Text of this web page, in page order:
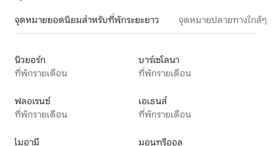
จุดหมายยอดนิยมสำหรับที่พักระยะยาว จุดหมายปลายทางใกล้ๆ
นิวยอร์ก
ที่พักรายเดือน
บาร์เซโลนา
ที่พักรายเดือน
ฟลอเรนซ์
ที่พักรายเดือน
เอเธนส์
ที่พักรายเดือน
ไมอามี
มอนทรีออล